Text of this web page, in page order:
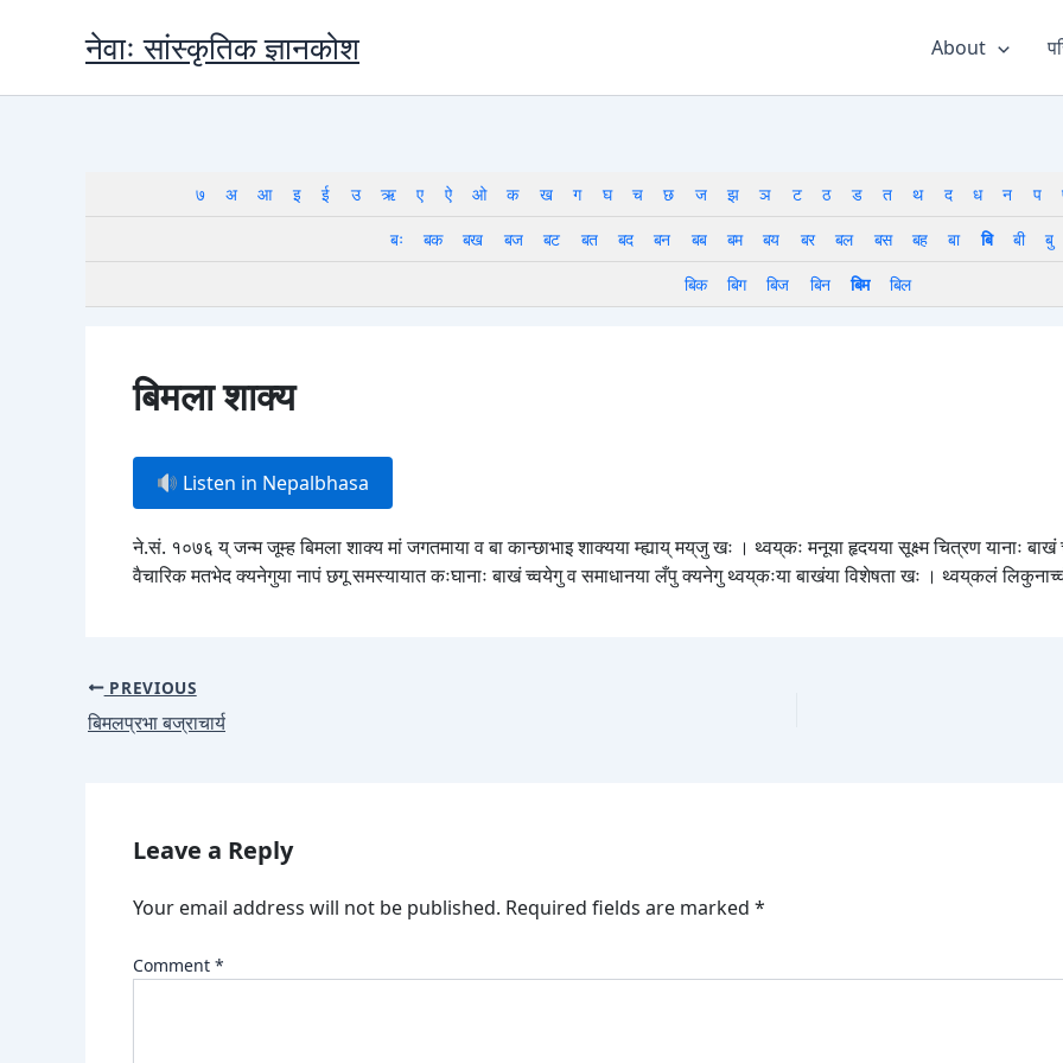
नेवाः सांस्कृतिक ज्ञानकोश About
७ अ आ इ ई उ ऋ ए ऐ ओ क ख ग घ च छ ज झ ञ ट ठ ड त थ द ध न प
बः
बक बख बज बट बत बद बन बब बम बय बर बल बस बह बा बि बी बु
बिक
बिग बिज बिन बिम बिल
बिमला शाक्य
Listen in Nepalbhasa
ने.सं. १०७६ य् जन्म जूम्ह बिमला शाक्य मां जगतमाया व बा कान्छाभाइ शाक्यया म्ह्याय् मय्‌जु खः । थ्वय्‌कः मनूया हृदयया सूक्ष्म चित्रण यानाः
वैचारिक मतभेद क्यनेगुया नापं छगू समस्यायात कःघानाः बाखं च्वयेगु व समाधानया लँपु क्यनेगु थ्वय्‌कःया बाखंया विशेषता खः । थ्वय्‌कलं
PREVIOUS
बिमलप्रभा बज्राचार्य
Leave a Reply
Your email address will not be published. Required fields are marked *
Comment *